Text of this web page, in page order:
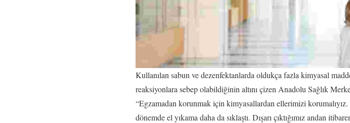
Kullanılan sabun ve dezenfektanlarda oldukça fazla kimyasal
reaksiyonlara sebep olabildiğinin altını çizen Anadolu Sağlık
“Egzamadan korunmak için kimyasallardan ellerimizi
dönemde el yıkama daha da sıklaştı. Dışarı çıktığımız andan